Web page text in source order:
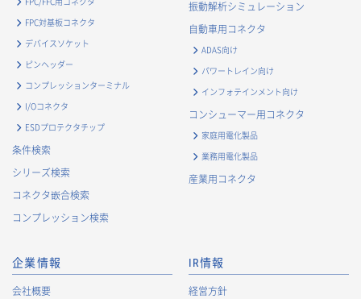
FPC対基板コネクタ
デバイスソケット
ピンヘッダー
コンプレッションターミナル
I/Oコネクタ
ESDプロテクタチップ
条件検索
シリーズ検索
コネクタ嵌合検索
コンプレッション検索
振動解析シミュレーション
自動車用コネクタ
ADAS向け
パワートレイン向け
インフォテインメント向け
コンシューマー用コネクタ
家庭用電化製品
業務用電化製品
産業用コネクタ
企業情報
会社概要
IR情報
経営方針